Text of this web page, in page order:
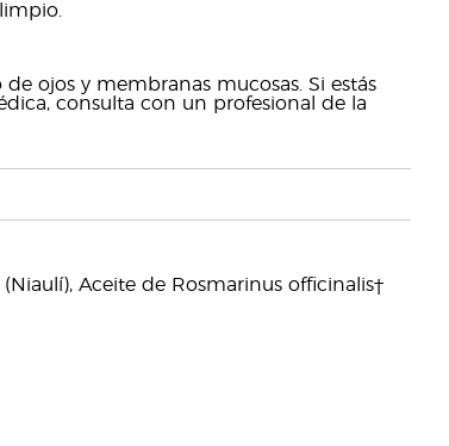
ojos y membranas mucosas. Si estás
consulta con un profesional de la
Aceite de Rosmarinus officinalis†